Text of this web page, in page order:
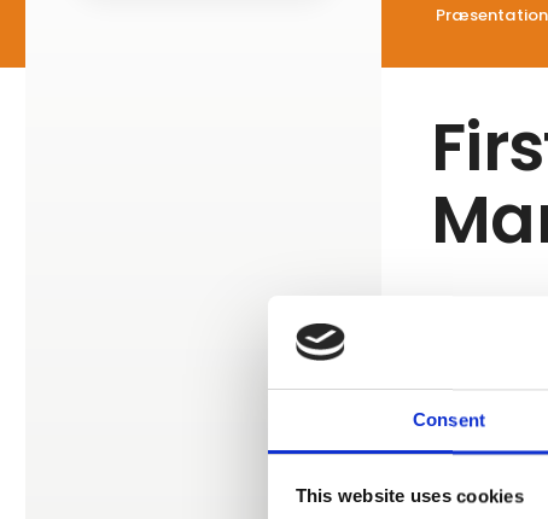
Consent
This website uses cookies
Præsentation
Dog har de